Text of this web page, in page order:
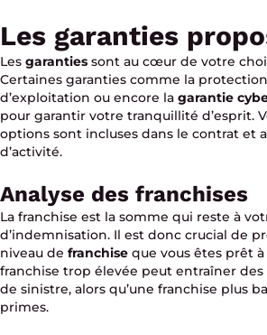
Les garanties
Les garanties sont au cœur de votre
Certaines garanties comme la
d’exploitation ou encore la garantie
pour garantir votre tranquillité d’esprit.
options sont incluses dans le contrat et
d’activité.
Analyse des franchises
La franchise est la somme qui reste à
d’indemnisation. Il est donc crucial de
niveau de franchise que vous êtes prêt
franchise trop élevée peut entraîner des
de sinistre, alors qu’une franchise plus
primes.